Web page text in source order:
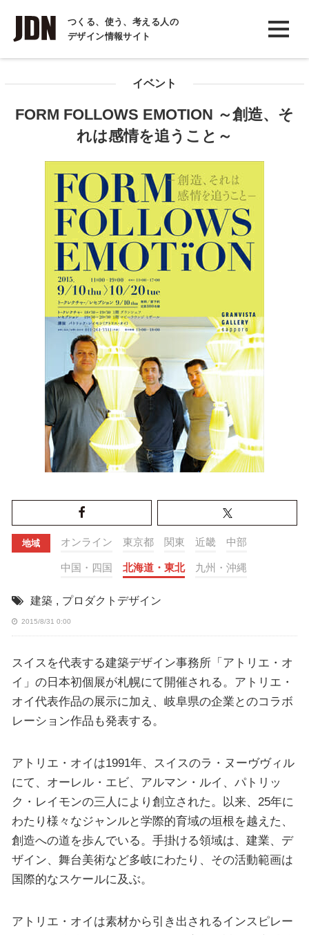
つくる、使う、考える人の
デザイン情報サイト
INTERVIEW
インタビュー
COLUMN
イベント
FORM FOLLOWS EMOTION ～創造、そ
れは感情を追うこと～
地域 オンライン 東京都 関東 近畿 中部
中国・四国 北海道・東北 九州・沖縄
建築 , プロダクトデザイン
2015/8/31 0:00
スイスを代表する建築デザイン事務所「アトリエ・オ
イ」の日本初個展が札幌にて開催される。アトリエ・
オイ代表作品の展示に加え、岐阜県の企業とのコラボ
レーション作品も発表する。
アトリエ・オイは1991年、スイスのラ・ヌーヴヴィル
にて、オーレル・エビ、アルマン・ルイ、パトリッ
ク・レイモンの三人により創立された。以来、25年に
わたり様々なジャンルと学際的育域の垣根を越えた、
創造への道を歩んでいる。手掛ける領域は、建業、デ
ザイン、舞台美術など多岐にわたり、その活動範画は
国際的なスケールに及ぶ。
アトリエ・オイは素材から引き出されるインスピレー